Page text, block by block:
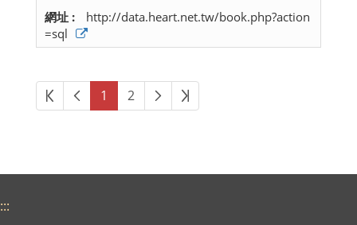
http://data.heart.net.tw/book.php?action
=sql
第一頁上一頁
1 2 下一頁最後頁
:::